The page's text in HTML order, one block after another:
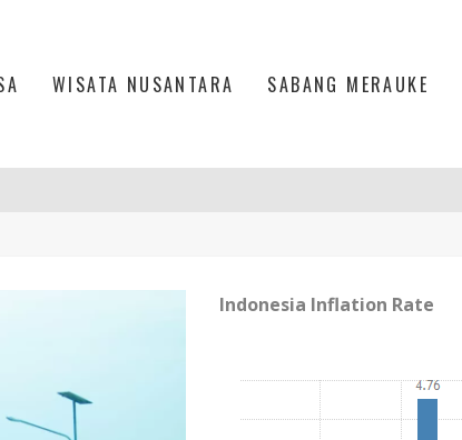
WISATA NUSANTARA SABANG MERAUKE
Indonesia Inflation Rate